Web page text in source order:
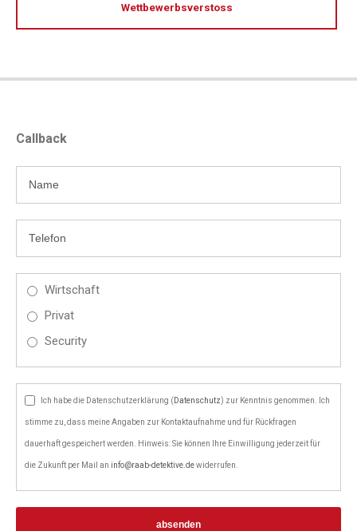
Wettbewerbsverstoss
Callback
Wirtschaft
Privat
Security
Ich habe die Datenschutzerklärung ( Datenschutz) zur Kenntnis genommen. Ich
stimme zu, dass meine Angaben zur Kontaktaufnahme und für Rückfragen
dauerhaft gespeichert werden. Hinweis: Sie können Ihre Einwilligung jederzeit für
die Zukunft per Mail an info@raab-detektive.dewiderrufen.
absenden